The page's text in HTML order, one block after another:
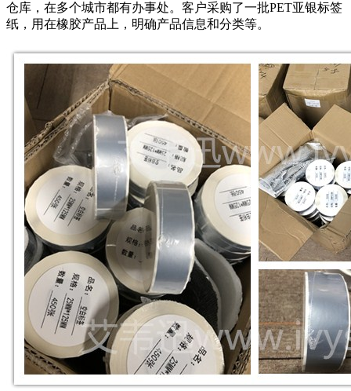
仓库，在多个城市都有办事处。客户采购了一批PET亚银标签
纸，用在橡胶产品上，明确产品信息和分类等。